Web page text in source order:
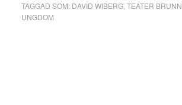
TAGGAD SOM: DAVID WIBERG, TEATER
UNGDOM